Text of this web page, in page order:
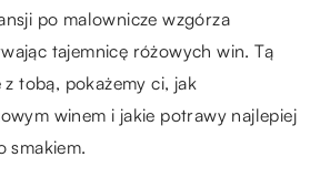
po malownicze wzgórza
tajemnicę różowych win. Tą
tobą, pokażemy ci, jak
winem i jakie potrawy najlepiej
smakiem.